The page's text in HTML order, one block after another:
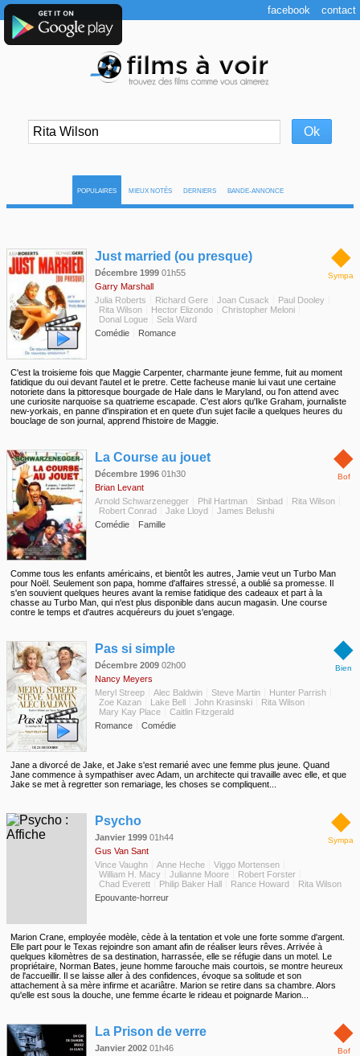
POPULAIRES MIEUX NOTÉS DERNIERS BANDE-ANNONCE
◆
Sympa
Just married (ou presque)
Décembre 1999 01h55
Garry Marshall
Julia Roberts
Richard Gere Joan Cusack
Paul Dooley
Rita Wilson
Hector Elizondo
Christopher Meloni
Donal Logue
Sela Ward
Comédie
Romance
C'est la troisieme fois que Maggie Carpenter, charmante jeune femme, fuit au moment
fatidique du oui devant l'autel et le pretre. Cette facheuse manie lui vaut une certaine
notoriete dans la pittoresque bourgade de Hale dans le Maryland, ou l'on attend avec
une curiosite narquoise sa quatrieme escapade. C'est alors qu'Ike Graham, journaliste
new-yorkais, en panne d'inspiration et en quete d'un sujet facile a quelques heures du
bouclage de son journal, apprend l'histoire de Maggie.
◆
Bof
La Course au jouet
Décembre 1996 01h30
Brian Levant
Arnold Schwarzenegger
Phil Hartman Sinbad
Rita Wilson
Robert Conrad
Jake Lloyd
James Belushi
Comédie
Famille
Comme tous les enfants américains, et bientôt les autres, Jamie veut un Turbo Man
pour Noël. Seulement son papa, homme d'affaires stressé, a oublié sa promesse. Il
s'en souvient quelques heures avant la remise fatidique des cadeaux et part à la
chasse au Turbo Man, qui n'est plus disponible dans aucun magasin. Une course
contre le temps et d'autres acquéreurs du jouet s'engage.
◆
Bien
Pas si simple
Décembre 2009 02h00
Nancy Meyers
Meryl Streep
Alec Baldwin Steve Martin
Hunter Parrish
Zoe Kazan
Lake Bell John Krasinski
Rita Wilson
Mary Kay Place
Caitlin Fitzgerald
Romance
Comédie
Jane a divorcé de Jake, et Jake s'est remarié avec une femme plus jeune. Quand
Jane commence à sympathiser avec Adam, un architecte qui travaille avec elle, et que
Jake se met à regretter son remariage, les choses se compliquent...
◆
Sympa
Psycho
Janvier 1999 01h44
Gus Van Sant
Vince Vaughn
Anne Heche
Viggo Mortensen
William H. Macy
Julianne Moore
Robert Forster
Chad Everett
Philip Baker Hall Rance Howard
Rita Wilson
Epouvante-horreur
Marion Crane, employée modèle, cède à la tentation et vole une forte somme d'argent.
Elle part pour le Texas rejoindre son amant afin de réaliser leurs rêves. Arrivée à
quelques kilomètres de sa destination, harrassée, elle se réfugie dans un motel. Le
propriétaire, Norman Bates, jeune homme farouche mais courtois, se montre heureux
de l'accueillir. Il se laisse aller à des confidences, évoque sa solitude et son
attachement à sa mère infirme et acariâtre. Marion se retire dans sa chambre. Alors
qu'elle est sous la douche, une femme écarte le rideau et poignarde Marion...
◆
Bof
La Prison de verre
Janvier 2002 01h46
facebook contact